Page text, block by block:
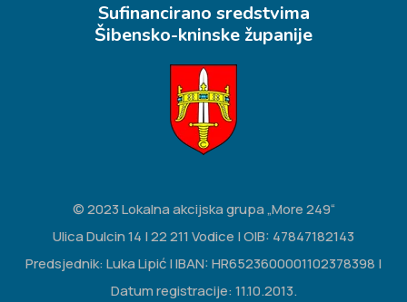
Sufinancirano sredstvima
Šibensko-kninske županije
© 2023 Lokalna akcijska grupa „More 249“
Ulica Dulcin 14 | 22 211 Vodice | OIB: 47847182143
Predsjednik: Luka Lipić | IBAN: HR6523600001102378398 |
Datum registracije: 11.10.2013.